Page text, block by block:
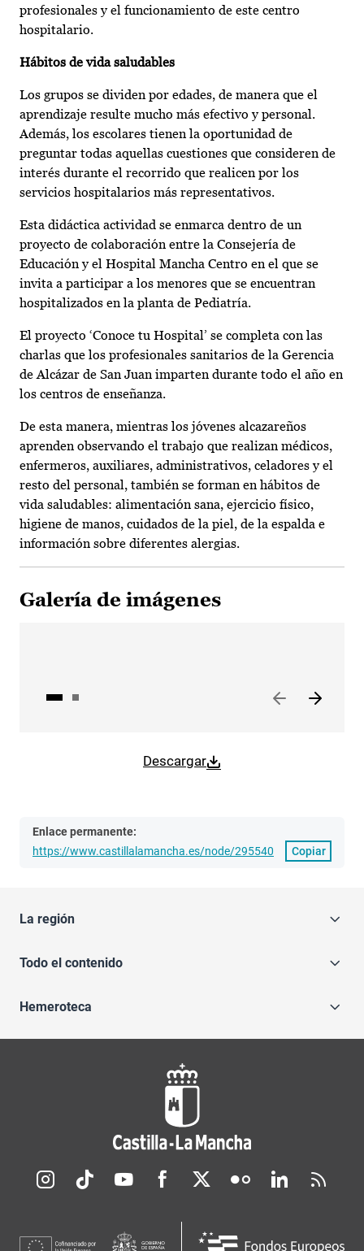
profesionales y el funcionamiento de este centro
hospitalario.
Hábitos de vida saludables
Los grupos se dividen por edades, de manera que el
aprendizaje resulte mucho más efectivo y personal.
Además, los escolares tienen la oportunidad de
preguntar todas aquellas cuestiones que consideren de
interés durante el recorrido que realicen por los
servicios hospitalarios más representativos.
Esta didáctica actividad se enmarca dentro de un
proyecto de colaboración entre la Consejería de
Educación y el Hospital Mancha Centro en el que se
invita a participar a los menores que se encuentran
hospitalizados en la planta de Pediatría.
El proyecto ‘Conoce tu Hospital’ se completa con las
charlas que los profesionales sanitarios de la Gerencia
de Alcázar de San Juan imparten durante todo el año en
los centros de enseñanza.
De esta manera, mientras los jóvenes alcazareños
aprenden observando el trabajo que realizan médicos,
enfermeros, auxiliares, administrativos, celadores y el
resto del personal, también se forman en hábitos de
vida saludables: alimentación sana, ejercicio físico,
higiene de manos, cuidados de la piel, de la espalda e
información sobre diferentes alergias.
Galería de imágenes
Descargar
Enlace permanente:
https://www.castillalamancha.es/node/295540
Copiar
La región
Todo el contenido
Hemeroteca
Redes sociales JCCM